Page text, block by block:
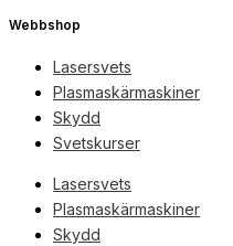
Webbshop
Lasersvets
Plasmaskärmaskiner
Skydd
Svetskurser
Lasersvets
Plasmaskärmaskiner
Skydd